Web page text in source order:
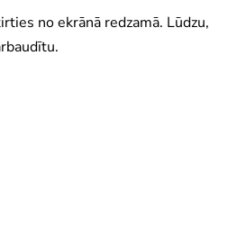
no ekrānā redzamā. Lūdzu,